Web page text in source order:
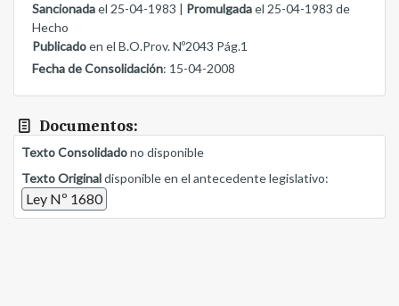
Sancionadael 25-04-1983 | Promulgadael 25-04-1983 de
Hecho
Publicadoen el B.O.Prov. Nº2043 Pág.1
Fecha de Consolidación: 15-04-2008
Documentos:
Texto Consolidadono disponible
Texto Originaldisponible en el antecedente legislativo:
Ley Nº 1680